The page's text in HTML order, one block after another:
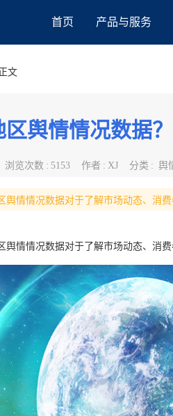
首页 产品与服务
正文
舆情情况数据？
浏览次数 : 5153 作者 : XJ 分类 : 舆
舆情情况数据对于了解市场动态、消
舆情情况数据对于了解市场动态、消